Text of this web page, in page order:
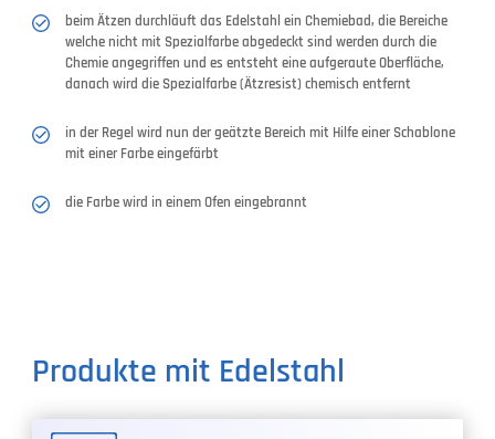
beim Ätzen durchläuft das Edelstahl ein Chemiebad, die Bereiche
welche nicht mit Spezialfarbe abgedeckt sind werden durch die
Chemie angegriffen und es entsteht eine aufgeraute Oberfläche,
danach wird die Spezialfarbe (Ätzresist) chemisch entfernt
in der Regel wird nun der geätzte Bereich mit Hilfe einer Schablone
mit einer Farbe eingefärbt
die Farbe wird in einem Ofen eingebrannt
Produkte mit Edelstahl